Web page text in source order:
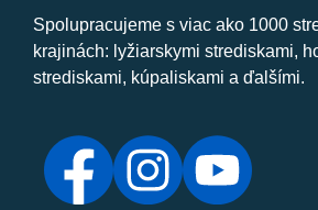
Spolupracujeme s viac ako 1000
krajinách: lyžiarskymi strediskami,
strediskami, kúpaliskami a ďalšími.